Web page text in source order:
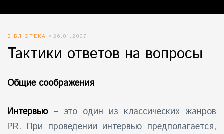
БІБЛІОТЕКА 26.01.2007
Тактики ответов на вопросы
Общие соображения
Интервью – это один из классических жанров
PR. При проведении интервью предполагается,